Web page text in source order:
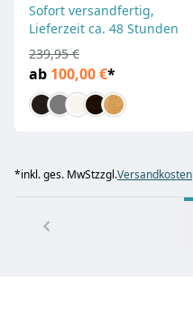
Sofort versandfertig,
Lieferzeit ca. 48 Stunden
ab 100,00 €*
239,95 €
*inkl. ges. MwStzzgl.Versandkosten